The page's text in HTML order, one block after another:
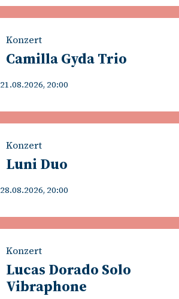
Konzert
Camilla Gyda Trio
21.08.2026, 20:00
Konzert
Luni Duo
28.08.2026, 20:00
Konzert
Lucas Dorado Solo
Vibraphone